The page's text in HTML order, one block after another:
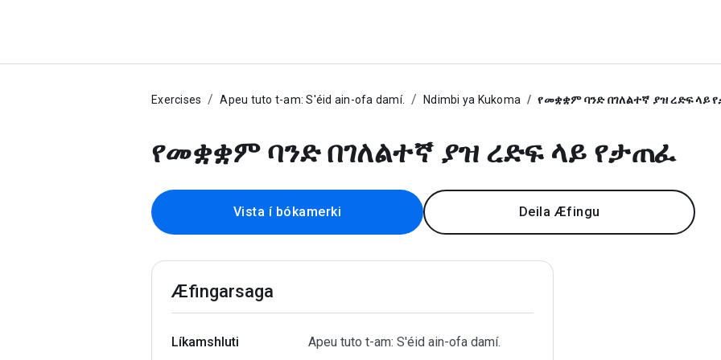
Exercises Apeu tuto t-am: S'éid ain-ofa damí. Ndimbi ya Kukoma የመቋቋም ባንድ በገለልተኛ ያዝ ረድፍ ላይ
የመቋቋም ባንድ በገለልተኛ ያዝ ረድፍ ላይ የታጠፈ
Vista í bókamerki Deila Æfingu
Æfingarsaga
Líkamshluti Apeu tuto t-am: S'éid ain-ofa damí.